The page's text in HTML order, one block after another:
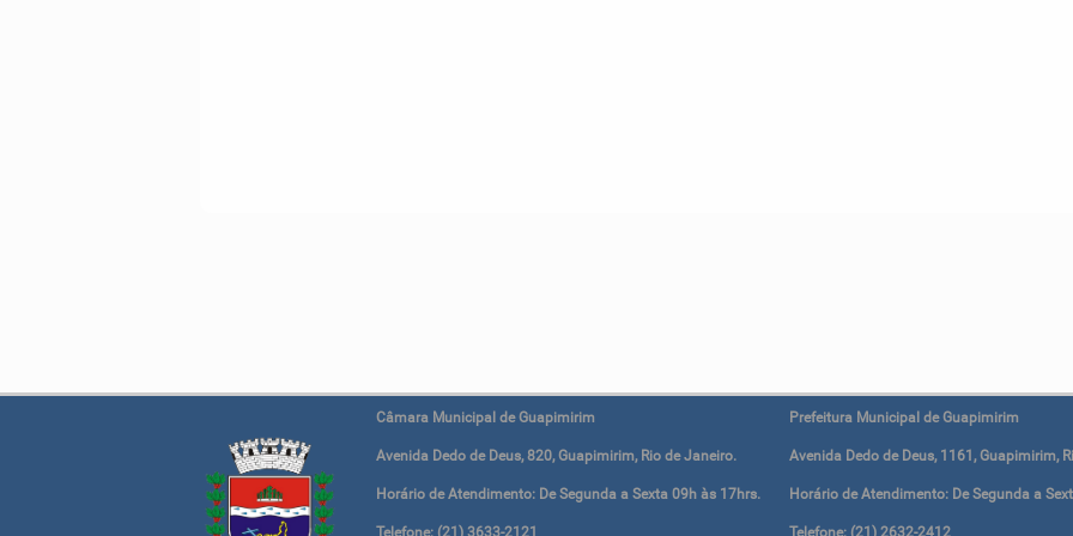
Câmara Municipal de Guapimirim
Avenida Dedo de Deus, 820, Guapimirim, Rio de Janeiro.
Horário de Atendimento: De Segunda a Sexta 09h às 17hrs.
Telefone: (21) 3633-2121
Prefeitura Municipal de Guapimirim
Avenida Dedo de Deus, 1161, Guapimirim,
Horário de Atendimento: De Segunda a
Telefone: (21) 2632-2412